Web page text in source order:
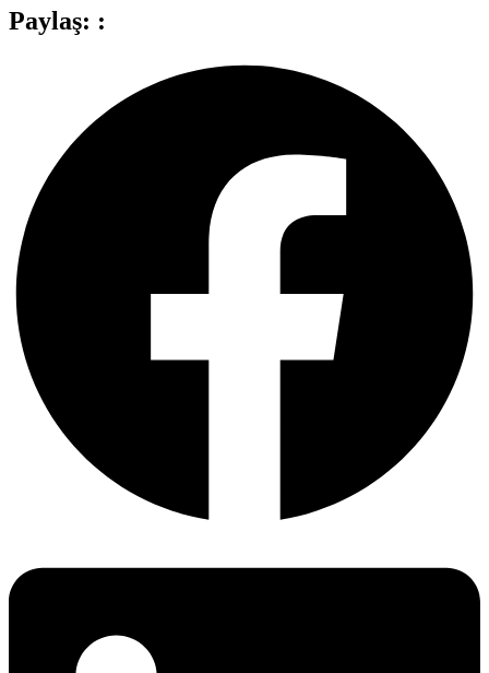
Paylaş: :